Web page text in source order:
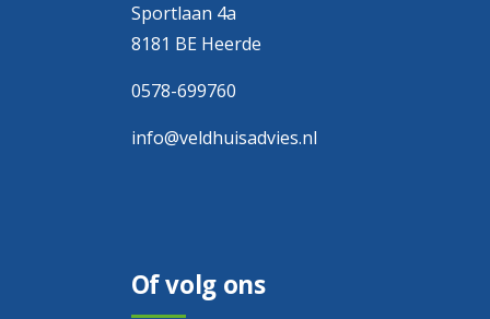
Sportlaan 4a
8181 BE Heerde
0578-699760
info@veldhuisadvies.nl
Of volg ons